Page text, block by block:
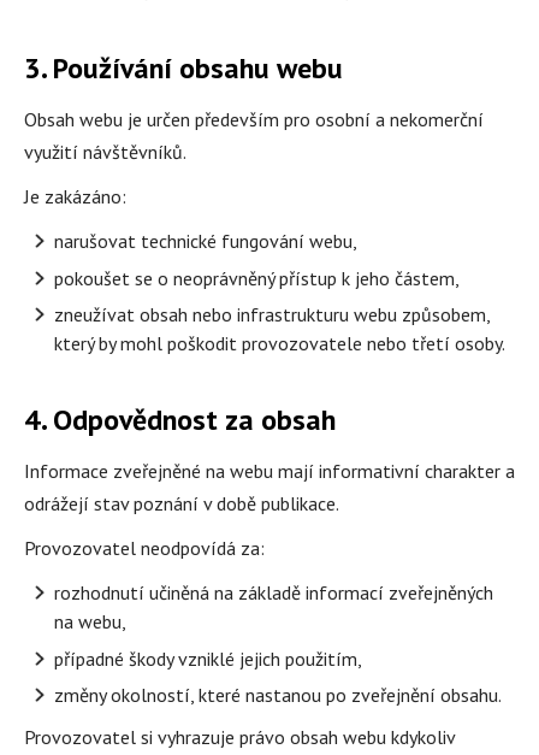
3. Používání obsahu webu
Obsah webu je určen především pro osobní a nekomerční
využití návštěvníků.
Je zakázáno:
narušovat technické fungování webu,
pokoušet se o neoprávněný přístup k jeho částem,
zneužívat obsah nebo infrastrukturu webu způsobem,
který by mohl poškodit provozovatele nebo třetí osoby.
4. Odpovědnost za obsah
Informace zveřejněné na webu mají informativní charakter a
odrážejí stav poznání v době publikace.
Provozovatel neodpovídá za:
rozhodnutí učiněná na základě informací zveřejněných
na webu,
případné škody vzniklé jejich použitím,
změny okolností, které nastanou po zveřejnění obsahu.
Provozovatel si vyhrazuje právo obsah webu kdykoliv